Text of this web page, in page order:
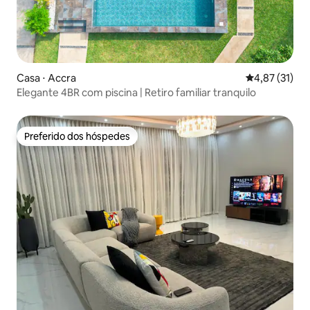
Casa ⋅ Accra 4,87 de uma
4,87 (31)
Elegante 4BR com piscina | Retiro familiar tranquilo
Preferido dos hóspedes
Preferido dos hóspedes